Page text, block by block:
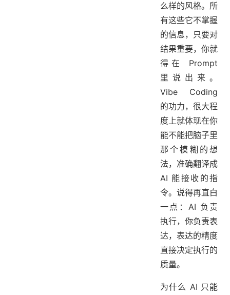
么样的风格。所
有这些它不掌握
的信息，只要对
结果重要，你就
得在 Prompt
里说出来。
Vibe Coding
的功力，很大程
度上就体现在你
能不能把脑子里
那个模糊的想
法，准确翻译成
AI 能接收的指
令。说得再直白
一点：AI 负责
执行，你负责表
达，表达的精度
直接决定执行的
质量。
为什么 AI 只能